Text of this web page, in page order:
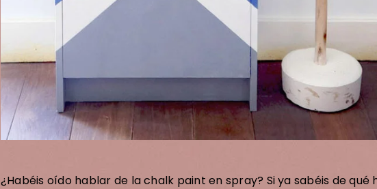
¿Habéis oído hablar de la chalk paint en spray? Si ya sabéis de qué